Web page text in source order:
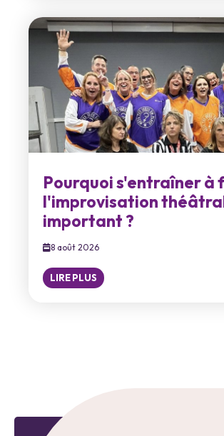
Pourquoi s'entraîner à
l'improvisation
important ?
8 août 2026
LIRE PLUS